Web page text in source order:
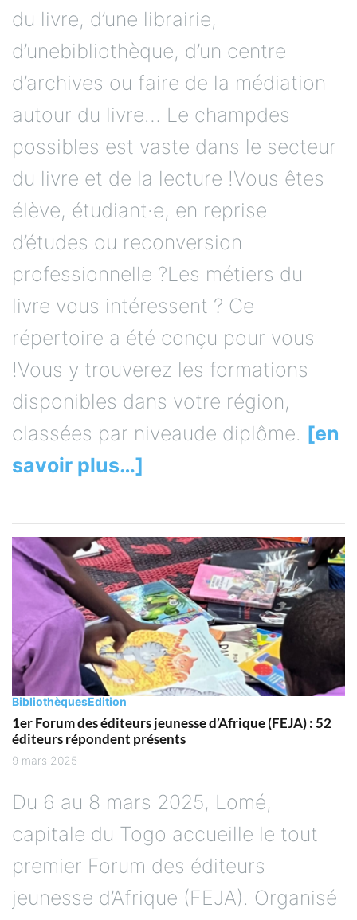
du livre, d’une librairie,
d’unebibliothèque, d’un centre
d’archives ou faire de la médiation
autour du livre… Le champdes
possibles est vaste dans le secteur
du livre et de la lecture !Vous êtes
élève, étudiant·e, en reprise
d’études ou reconversion
professionnelle ?Les métiers du
livre vous intéressent ? Ce
répertoire a été conçu pour vous
!Vous y trouverez les formations
disponibles dans votre région,
classées par niveaude diplôme. [en
savoir plus…]
BibliothèquesEdition
1er Forum des éditeurs jeunesse d’Afrique (FEJA) : 52
éditeurs répondent présents
9 mars 2025
Du 6 au 8 mars 2025, Lomé,
capitale du Togo accueille le tout
premier Forum des éditeurs
jeunesse d’Afrique (FEJA). Organisé